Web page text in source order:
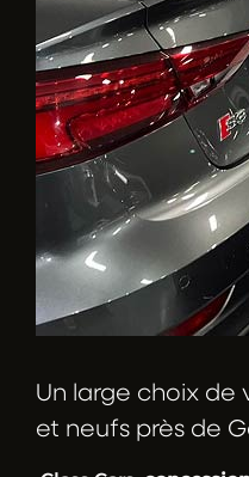
Un large choix de
et neufs près de